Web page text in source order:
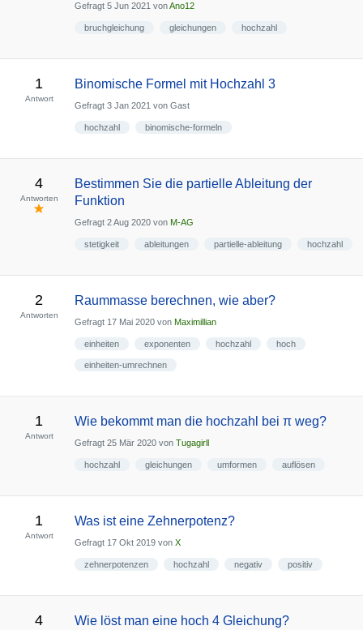
Gefragt 5 Jun 2021 vonAno12
bruchgleichung gleichungen hochzahl
1
Antwort
Binomische Formel mit Hochzahl 3
Gefragt 3 Jan 2021 von Gast
hochzahl binomische-formeln
4
Antworten
Bestimmen Sie die partielle Ableitung der
Funktion
Gefragt 2 Aug 2020 von M-AG
stetigkeit ableitungen partielle-ableitung hochzahl
2
Antworten
Raummasse berechnen, wie aber?
Gefragt 17 Mai 2020 von Maximillian
einheiten exponenten hochzahl hoch
einheiten-umrechnen
1
Antwort
Wie bekommt man die hochzahl bei π weg?
Gefragt 25 Mär 2020 von Tugagirll
hochzahl gleichungen umformen auflösen
1
Antwort
Was ist eine Zehnerpotenz?
Gefragt 17 Okt 2019 von X
zehnerpotenzen hochzahl negativ positiv
4 Wie löst man eine hoch 4 Gleichung?